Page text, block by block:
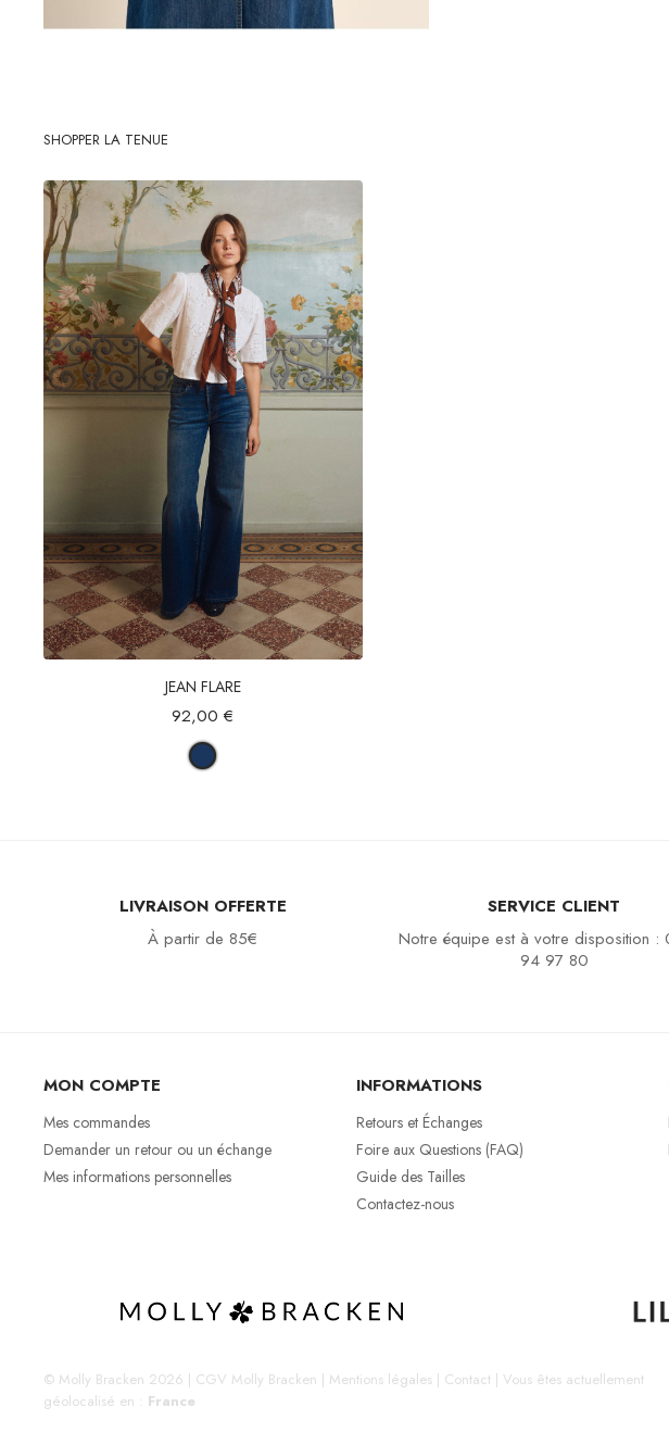
SHOPPER LA TENUE
Aperçu rapide
JEAN FLARE
92,00 €
LIVRAISON OFFERTE
À partir de 85€
SERVICE CLIENT
Notre équipe est à votre disposition
94 97 80
MON COMPTE
Mes commandes
Demander un retour ou un échange
Mes informations personnelles
INFORMATIONS
Retours et Échanges
Foire aux Questions (FAQ)
Guide des Tailles
Contactez-nous
© Molly Bracken 2026 | CGV Molly Bracken | Mentions légales | Contact | Vous êtes actuellement
géolocalisé en : France